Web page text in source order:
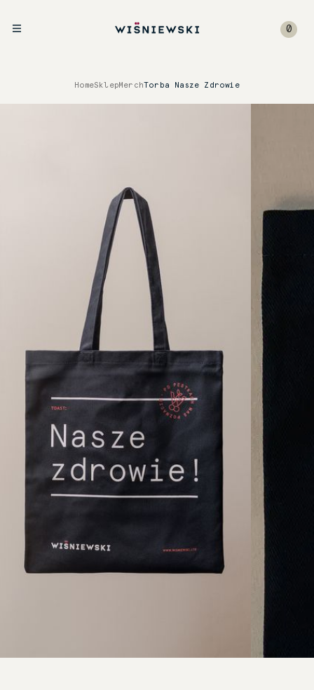
0
HomeSklepMerchTorba Nasze Zdrowie